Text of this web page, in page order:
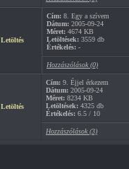
Letöltés
Cím: 8. Egy a szívem
Dátum: 2005-09-24
Méret: 4674 KB
Letöltések: 3559 db
Értékelés: -
Hozzászólások (0)
Letöltés
Cím: 9. Éjjel érkezem
Dátum: 2005-09-24
Méret: 8234 KB
Letöltések: 4325 db
Értékelés: 6.5 / 10
Hozzászólások (3)